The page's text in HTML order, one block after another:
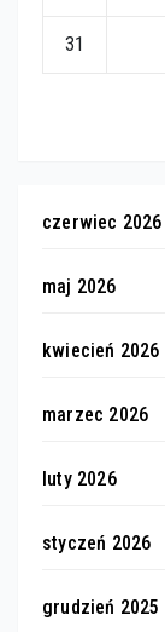
31
czerwiec 2026
maj 2026
kwiecień 2026
marzec 2026
luty 2026
styczeń 2026
grudzień 2025